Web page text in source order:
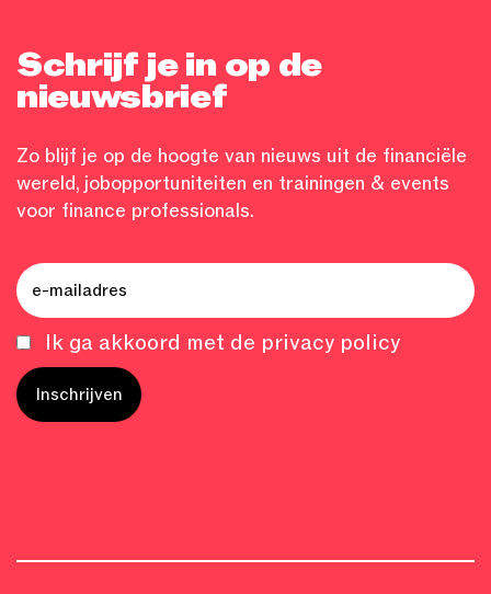
Schrijf je in op de
nieuwsbrief
Zo blijf je op de hoogte van nieuws uit de financiële
wereld, jobopportuniteiten en trainingen & events
voor finance professionals.
Ik ga akkoord met de privacy policy